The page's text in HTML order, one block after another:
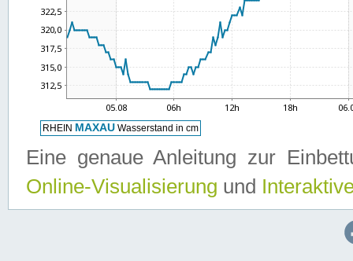
Eine genaue Anleitung zur
Online-Visualisierung und